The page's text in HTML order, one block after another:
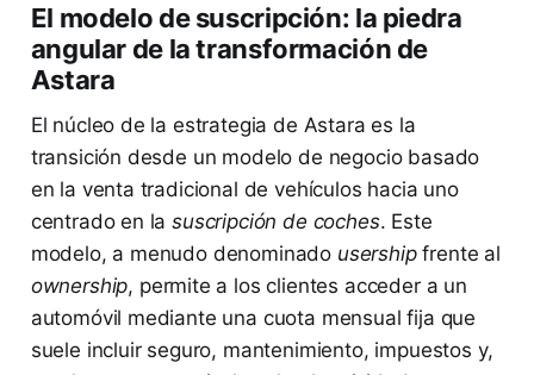
El modelo de suscripción: la piedra
angular de la transformación de
Astara
El núcleo de la estrategia de Astara es la
transición desde un modelo de negocio basado
en la venta tradicional de vehículos hacia uno
centrado en lasuscripción de coches. Este
modelo, a menudo denominado usershipfrente al
ownership, permite a los clientes acceder a un
automóvil mediante una cuota mensual fija que
suele incluir seguro, mantenimiento, impuestos y,